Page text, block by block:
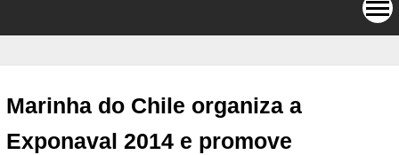
Marinha do Chile organiza a
Exponaval 2014 e promove